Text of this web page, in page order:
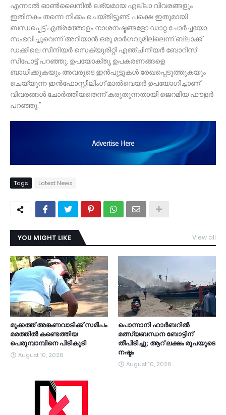
എന്നാൽ ഓൺലൈനിൽ ലഭ്യമായ എല്ലാ വിവരങ്ങളും
ഇതിനകം തന്നെ നീക്കം ചെയ്തിട്ടുണ്ട്. പക്ഷെ ഇതുമായി
ബന്ധപ്പെട്ട് എത്രത്തോളം നാശനഷ്ടങ്ങളോ ഡാറ്റ ചോർച്ചയോ
സംഭവിച്ചുവെന്ന് അറിയാൻ ഒരു മാർഗവുമില്ലെന്ന് ബ്ലാക്ക്
ഡക്കിലെ സീനിയർ സെക്യൂരിറ്റി എഞ്ചിനീയർ ബോറിസ്
സിപോട്ട് പറഞ്ഞു. ഉപയോക്തൃ ഉപകരണങ്ങളെ
ബാധിക്കുകയും അവരുടെ ഇൻപുട്ടുകൾ രേഖപ്പെടുത്തുകയും
ചെയ്യുന്ന ഇൻഫോസ്റ്റീലിംഗ് മാൽവെയർ ഉപയോഗിച്ചാണ്
വിവരങ്ങൾ ചോർത്തിയതെന്ന് കരുതുന്നതായി ജെറമിയ ഫൗളർ
പറഞ്ഞു."
Tags Latest News
YOU MIGHT LIKE View all
മുക്കത്ത് അങ്കണവാടിക്ക് സമീപം
മരത്തില്‍ കണ്ടെത്തിയ
പെരുമ്പാമ്പിനെ പിടികൂടി
August 10, 2026
പൊന്നാനി ഹാർബറിൽ
മത്സ്യബന്ധന ബോട്ടിന്
തീപിടിച്ചു; ആറ് ലക്ഷം രൂപയുടെ
നഷ്ടം
August 10, 2026